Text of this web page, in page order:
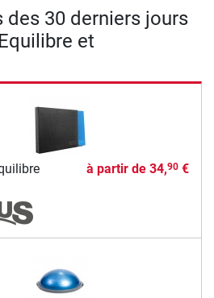
des 30 derniers jours
et
à partir de 34,90€